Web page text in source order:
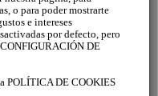
13
o para poder mostrarte
e intereses
por defecto, pero
DE
POLÍTICA DE COOKIES